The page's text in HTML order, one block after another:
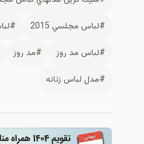
#لباس مجلسي 2015
#لباس مد روز
#مد روز
#مدل لباس زنانه